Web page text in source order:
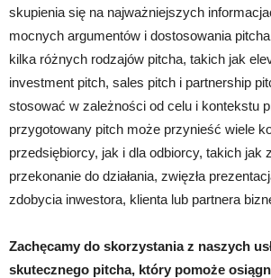
skupienia się na najważniejszych
mocnych argumentów i dostosowania
kilka różnych rodzajów pitcha, takich jak
investment pitch, sales pitch i partnership
stosować w zależności od celu i kontekstu
przygotowany pitch może przynieść wiele
przedsiębiorcy, jak i dla odbiorcy, takich jak
przekonanie do działania, zwięzła
zdobycia inwestora, klienta lub partnera
Zachęcamy do skorzystania z naszych
skutecznego pitcha, który pomoże